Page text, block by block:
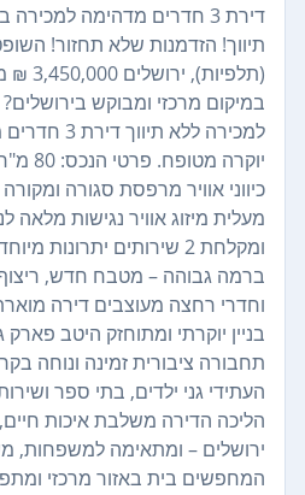
דירת 3 חדרים מדהימה
במיקום מרכזי ומבוקש
למכירה ללא
כיווני אוויר מרפסת סגורה
ומקלחת 2 שירותים
ברמה גבוהה – מטבח חדש,
וחדרי רחצה מעוצבים דירה
בניין יוקרתי ומתוחזק היטב פארק
תחבורה ציבורית זמינה ונוחה
העתידי גני ילדים, בתי ספר
הליכה הדירה משלבת איכות חיים,
ירושלים – ומתאימה למשפחות,
המחפשים בית באזור מרכזי